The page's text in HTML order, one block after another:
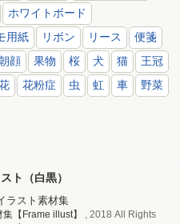
ホワイトボード
用紙 リボン リース
便箋
顔 果物 桜 犬 猫
王冠
花粉症 虫 虹 車
野菜
ト（白黒）
ラスト素材集
【Frame illust】
, 2018 All Rights